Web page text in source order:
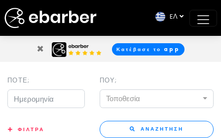
× Κατέβασε το app
EΛ
ΠΟΤΕ; ΠΟΥ;
Τοποθεσία
ΦΙΛΤΡΑ ΑΝΑΖΗΤΗΣΗ